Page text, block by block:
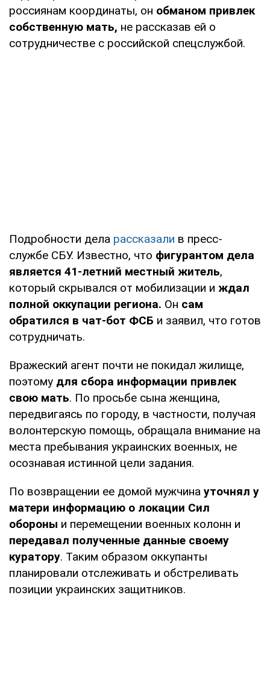
россиянам координаты, он обманом привлек
собственную мать, не рассказав ей о
сотрудничестве с российской спецслужбой.
Подробности дела рассказали в пресс-
службе СБУ. Известно, что фигурантом дела
является 41-летний местный житель,
который скрывался от мобилизации и ждал
полной оккупации региона. Он сам
обратился в чат-бот ФСБ и заявил, что готов
сотрудничать.
Вражеский агент почти не покидал жилище,
поэтому для сбора информации привлек
свою мать. По просьбе сына женщина,
передвигаясь по городу, в частности, получая
волонтерскую помощь, обращала внимание на
места пребывания украинских военных, не
осознавая истинной цели задания.
По возвращении ее домой мужчина уточнял у
матери информацию о локации Сил
обороны и перемещении военных колонн и
передавал полученные данные своему
куратору. Таким образом оккупанты
планировали отслеживать и обстреливать
позиции украинских защитников.